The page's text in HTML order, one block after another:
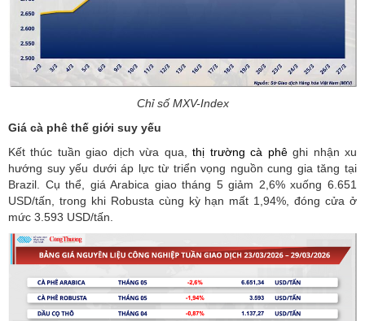
Chỉ số MXV-Index
Giá cà phê thế giới suy yếu
Kết thúc tuần giao dịch vừa qua,thị trường cà phêghi nhận xu
hướng suy yếu dưới áp lực từ triển vọng nguồn cung gia tăng tại
Brazil. Cụ thể, giá Arabica giao tháng 5 giảm 2,6% xuống 6.651
USD/tấn, trong khi Robusta cùng kỳ hạn mất 1,94%, đóng cửa ở
mức 3.593 USD/tấn.